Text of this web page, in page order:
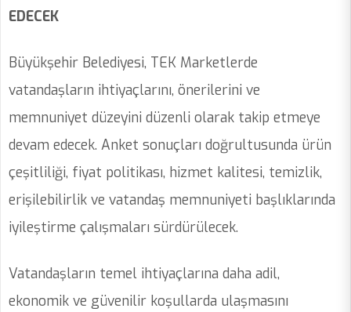
EDECEK
Büyükşehir Belediyesi, TEK Marketlerde
vatandaşların ihtiyaçlarını, önerilerini ve
memnuniyet düzeyini düzenli olarak takip etmeye
devam edecek. Anket sonuçları doğrultusunda ürün
çeşitliliği, fiyat politikası, hizmet kalitesi, temizlik,
erişilebilirlik ve vatandaş memnuniyeti başlıklarında
iyileştirme çalışmaları sürdürülecek.
Vatandaşların temel ihtiyaçlarına daha adil,
ekonomik ve güvenilir koşullarda ulaşmasını